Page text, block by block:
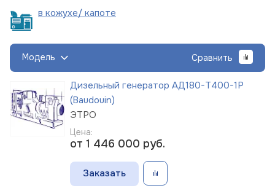
в кожухе/ капоте
Модель Сравнить
Дизельный генератор АД180-Т400-1Р
(Baudouin)
ЭТРО
Цена:
от 1 446 000 руб.
Заказать